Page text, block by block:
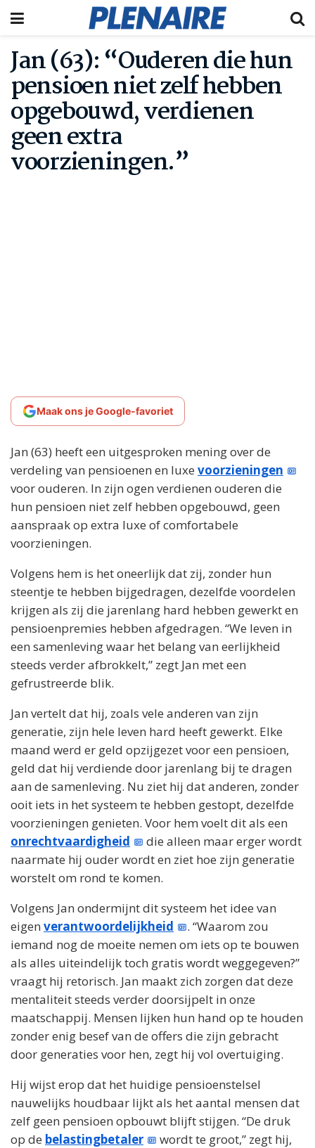
Jan (63): “Ouderen die hun
pensioen niet zelf hebben
opgebouwd, verdienen
geen extra
voorzieningen.”
Maak ons je Google-favoriet
Jan (63) heeft een uitgesproken mening over de
verdeling van pensioenen en luxe voorzieningen
voor ouderen. In zijn ogen verdienen ouderen die
hun pensioen niet zelf hebben opgebouwd, geen
aanspraak op extra luxe of comfortabele
voorzieningen.
Volgens hem is het oneerlijk dat zij, zonder hun
steentje te hebben bijgedragen, dezelfde voordelen
krijgen als zij die jarenlang hard hebben gewerkt en
pensioenpremies hebben afgedragen. “We leven in
een samenleving waar het belang van eerlijkheid
steeds verder afbrokkelt,” zegt Jan met een
gefrustreerde blik.
Jan vertelt dat hij, zoals vele anderen van zijn
generatie, zijn hele leven hard heeft gewerkt. Elke
maand werd er geld opzijgezet voor een pensioen,
geld dat hij verdiende door jarenlang bij te dragen
aan de samenleving. Nu ziet hij dat anderen, zonder
ooit iets in het systeem te hebben gestopt, dezelfde
voorzieningen genieten. Voor hem voelt dit als een
onrechtvaardigheid
die alleen maar erger wordt
naarmate hij ouder wordt en ziet hoe zijn generatie
worstelt om rond te komen.
Volgens Jan ondermijnt dit systeem het idee van
eigen verantwoordelijkheid
. “Waarom zou
iemand nog de moeite nemen om iets op te bouwen
als alles uiteindelijk toch gratis wordt weggegeven?”
vraagt hij retorisch. Jan maakt zich zorgen dat deze
mentaliteit steeds verder doorsijpelt in onze
maatschappij. Mensen lijken hun hand op te houden
zonder enig besef van de offers die zijn gebracht
door generaties voor hen, zegt hij vol overtuiging.
Hij wijst erop dat het huidige pensioenstelsel
nauwelijks houdbaar lijkt als het aantal mensen dat
zelf geen pensioen opbouwt blijft stijgen. “De druk
op de belastingbetaler
wordt te groot,” zegt hij,